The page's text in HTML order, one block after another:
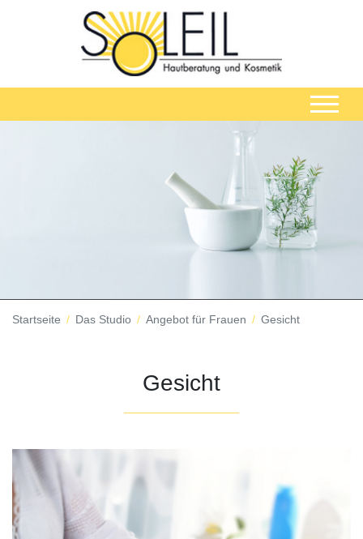
Startseite Das Studio Angebot für Frauen Gesicht
Gesicht